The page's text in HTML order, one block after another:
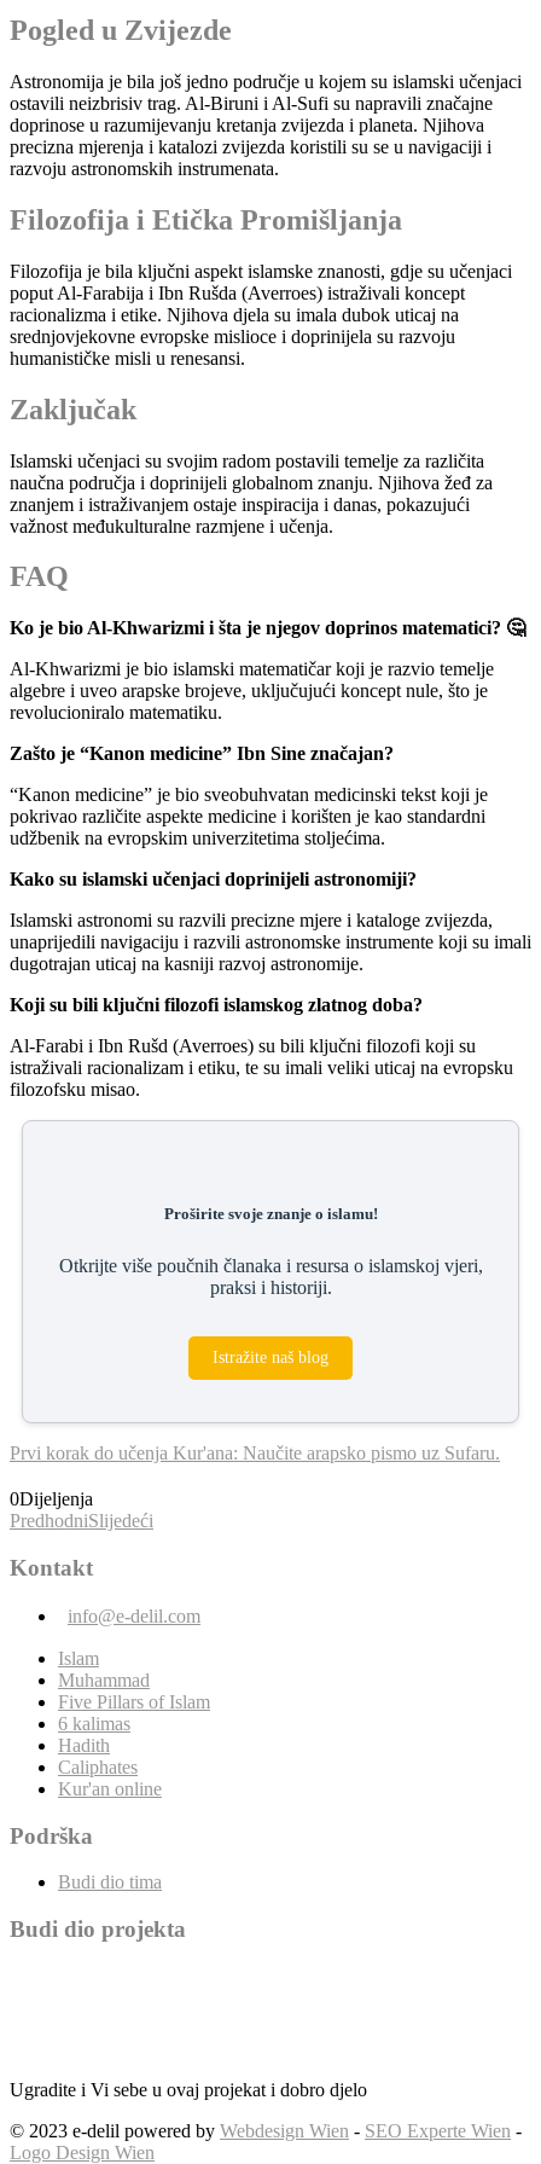
Pogled u Zvijezde
Astronomija je bila još jedno područje u kojem su islamski učenjaci
ostavili neizbrisiv trag. Al-Biruni i Al-Sufi su napravili značajne
doprinose u razumijevanju kretanja zvijezda i planeta. Njihova
precizna mjerenja i katalozi zvijezda koristili su se u navigaciji i
razvoju astronomskih instrumenata.
Filozofija i Etička Promišljanja
Filozofija je bila ključni aspekt islamske znanosti, gdje su učenjaci
poput Al-Farabija i Ibn Rušda (Averroes) istraživali koncept
racionalizma i etike. Njihova djela su imala dubok uticaj na
srednjovjekovne evropske mislioce i doprinijela su razvoju
humanističke misli u renesansi.
Zaključak
Islamski učenjaci su svojim radom postavili temelje za različita
naučna područja i doprinijeli globalnom znanju. Njihova žeđ za
znanjem i istraživanjem ostaje inspiracija i danas, pokazujući
važnost međukulturalne razmjene i učenja.
FAQ
Ko je bio Al-Khwarizmi i šta je njegov doprinos matematici? 🤔
Al-Khwarizmi je bio islamski matematičar koji je razvio temelje
algebre i uveo arapske brojeve, uključujući koncept nule, što je
revolucioniralo matematiku.
Zašto je “Kanon medicine” Ibn Sine značajan?
“Kanon medicine” je bio sveobuhvatan medicinski tekst koji je
pokrivao različite aspekte medicine i korišten je kao standardni
udžbenik na evropskim univerzitetima stoljećima.
Kako su islamski učenjaci doprinijeli astronomiji?
Islamski astronomi su razvili precizne mjere i kataloge zvijezda,
unaprijedili navigaciju i razvili astronomske instrumente koji su imali
dugotrajan uticaj na kasniji razvoj astronomije.
Koji su bili ključni filozofi islamskog zlatnog doba?
Al-Farabi i Ibn Rušd (Averroes) su bili ključni filozofi koji su
istraživali racionalizam i etiku, te su imali veliki uticaj na evropsku
filozofsku misao.
Proširite svoje znanje o islamu!
Otkrijte više poučnih članaka i resursa o islamskoj vjeri,
praksi i historiji.
Istražite naš blog
Prvi korak do učenja Kur'ana: Naučite arapsko pismo uz Sufaru.
0Dijeljenja
PredhodniSlijedeći
Kontakt
info@e-delil.com
Islam
Muhammad
Five Pillars of Islam
6 kalimas
Hadith
Caliphates
Kur'an online
Podrška
Budi dio tima
Budi dio projekta
Ugradite i Vi sebe u ovaj projekat i dobro djelo
© 2023 e-delil powered by Webdesign Wien - SEO Experte Wien -
Logo Design Wien